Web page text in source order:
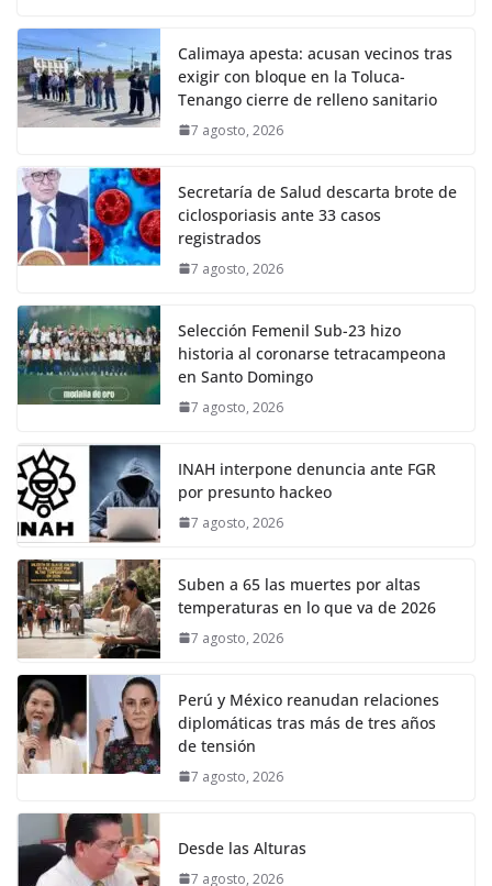
Calimaya apesta: acusan vecinos tras
exigir con bloque en la Toluca-
Tenango cierre de relleno sanitario
7 agosto, 2026
Secretaría de Salud descarta brote de
ciclosporiasis ante 33 casos
registrados
7 agosto, 2026
Selección Femenil Sub-23 hizo
historia al coronarse tetracampeona
en Santo Domingo
7 agosto, 2026
INAH interpone denuncia ante FGR
por presunto hackeo
7 agosto, 2026
Suben a 65 las muertes por altas
temperaturas en lo que va de 2026
7 agosto, 2026
Perú y México reanudan relaciones
diplomáticas tras más de tres años
de tensión
7 agosto, 2026
Desde las Alturas
7 agosto, 2026